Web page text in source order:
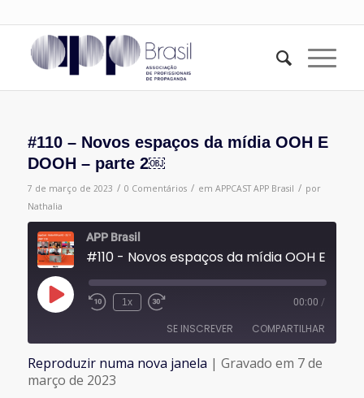
#110 – Novos espaços da mídia OOH E
DOOH – parte 2￼
7 de março de 2023 / 0 Comentários / em APPCAST APP Brasil / por
Nathalia
APP Brasil
Reproduzir
episódio
1x 00:00 /
SE INSCREVER COMPARTILHAR
FEED RSS
COMPARTILHAR
Reproduzir numa nova janela | Gravado em 7 de
março de 2023